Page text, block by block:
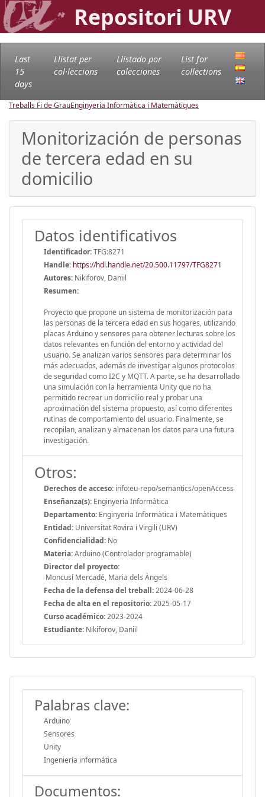
Repositori URV
Last
15
days
Llistat per
col·leccions
Llistado por
colecciones
List for
collections
Treballs Fi de GrauEnginyeria Informàtica i Matemàtiques
Monitorización de personas
de tercera edad en su
domicilio
Datos identificativos
Identificador:TFG:8271
Handle: https://hdl.handle.net/20.500.11797/TFG8271
Autores: Nikiforov, Daniil
Resumen:
Proyecto que propone un sistema de monitorización para
las personas de la tercera edad en sus hogares, utilizando
placas Arduino y sensores para obtener lecturas sobre los
datos relevantes en función del entorno y actividad del
usuario. Se analizan varios sensores para determinar los
más adecuados, además de investigar algunos protocolos
de seguridad como I2C y MQTT. A parte, se ha desarrollado
una simulación con la herramienta Unity que no ha
permitido recrear un domicilio real y probar una
aproximación del sistema propuesto, así como diferentes
rutinas de comportamiento del usuario. Finalmente, se
recopilan, analizan y almacenan los datos para una futura
investigación.
Otros:
Derechos de acceso: info:eu-repo/semantics/openAccess
Enseñanza(s): Enginyeria Informàtica
Departamento: Enginyeria Informàtica i Matemàtiques
Entidad: Universitat Rovira i Virgili (URV)
Confidencialidad: No
Materia:Arduino (Controlador programable)
Director del proyecto:
Moncusí Mercadé, Maria dels Àngels
Fecha de la defensa del treball:2024-06-28
Fecha de alta en el repositorio:2025-05-17
Curso académico:2023-2024
Estudiante: Nikiforov, Daniil
Palabras clave:
Arduino
Sensores
Unity
Ingeniería informática
Documentos: